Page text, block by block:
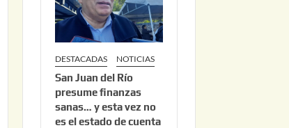
,
2
0
2
6
DESTACADAS NOTICIAS
San Juan del Río
presume finanzas
sanas… y esta vez no
es el estado de cuenta